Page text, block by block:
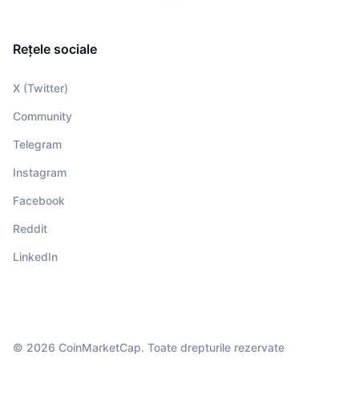
Rețele sociale
X (Twitter)
Community
Telegram
Instagram
Facebook
Reddit
LinkedIn
© 2026 CoinMarketCap. Toate drepturile rezervate